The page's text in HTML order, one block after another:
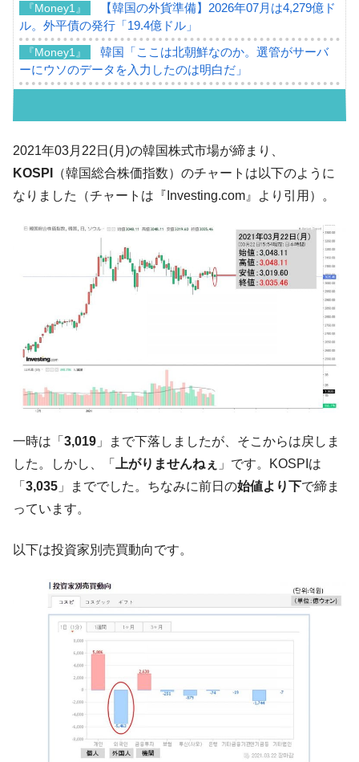
『Money1』
【韓国の外貨準備】2026年07月は4,279億ド
ル。外平債の発行「19.4億ドル」
『Money1』
韓国「ここは北朝鮮なのか。選管がサーバ
ーにウソのデータを入力したのは明白だ」
韓国は「中国と同じく」投資に不適格な国
だ。
す」⇒「金を経由するドル入手」手段ではないのか？
『Money1』
韓国･外為取引量「1日当たり1,214.4億ド
ル」まで拡大 ⇒ 海外資金の動きに強く左右される状態
『Money1』
韓国･帰ってきた李在明。李在明を支持しな
い「50.5％」に上昇
『Money1』
韓国大統領府ボンクラ政策室長が告発され
た ⇒ 国家が行った恐るべき株価操作であり、空前の国政壟
断
韓国･警察職員が「丸刈りになって抗議活
動」
国の過剰生産が世界を蝕む。
『Money1』
韓国製造業「半導体絶好調」のウラで他業
種は全般的「不調」⇒ PSIが示す現況は決して良くない。
『Money1』
『Money1』 韓国で猛暑。南東部では干ばつ
『Money1』
韓国型イージス搭載の次世代駆逐艦
「KDDX」1番艦、2032年竣工と公示
『Money1』
【対日本円】ウォン安が急進！ 日米の協調
に韓国がいっちょがみしたのでは。
韓国政府『BYD』車への補助金を全廃 ⇒ 実
は韓国で『BYD』車は売れている。6カ月で対前年同期比
『Money1』
在韓米国大使スティールが着韓！⇒ さっそ
く空港に詰めかけ「出て行け！」「極右勢力」のプラカー
2021年03月22日(月)の韓国株式市場が締まり、
KOSPI
（韓国総合株価指数）のチャートは以下のように
なりました（チャートは『Investing.com』より引用）。
一時は「 3,019 」まで下落しましたが、そこからは戻しま
した。しかし、「
上がりませんねぇ 」です。KOSPIは
「 3,035 」まででした。ちなみに前日の始値より下で締ま
っています。
以下は投資家別売買動向です。